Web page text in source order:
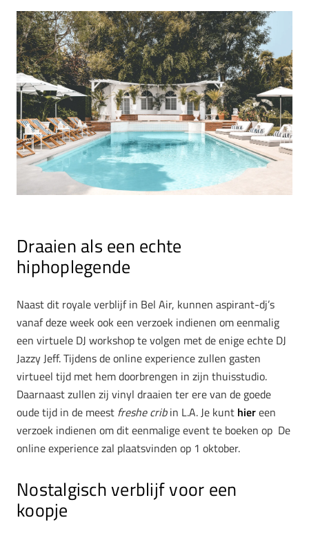
Draaien als een echte
hiphoplegende
Naast dit royale verblijf in Bel Air, kunnen aspirant-dj’s
vanaf deze week ook een verzoek indienen om eenmalig
een virtuele DJ workshop te volgen met de enige echte DJ
Jazzy Jeff. Tijdens de online experience zullen gasten
virtueel tijd met hem doorbrengen in zijn thuisstudio.
Daarnaast zullen zij vinyl draaien ter ere van de goede
oude tijd in de meest freshe cribin L.A. Je kunt hiereen
verzoek indienen om dit eenmalige event te boeken op De
online experience zal plaatsvinden op 1 oktober.
Nostalgisch verblijf voor een
koopje